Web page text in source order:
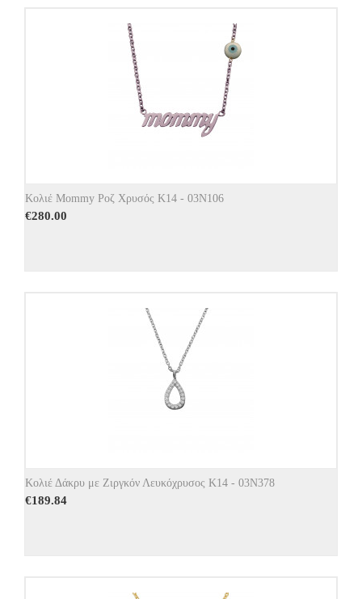
Κολιέ Mommy Ροζ Χρυσός Κ14 - 03Ν106
€280.00
Κολιέ Δάκρυ με Ζιργκόν Λευκόχρυσος Κ14 - 03Ν378
€189.84